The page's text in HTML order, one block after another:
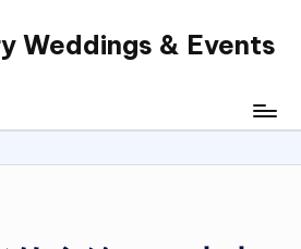
Weddings & Events